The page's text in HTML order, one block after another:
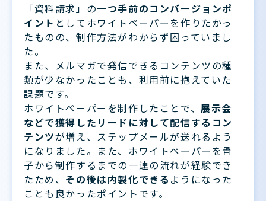
「資料請求」の一つ手前のコンバージョンポ
イント としてホワイトペーパーを作りたかっ
たものの、制作方法がわからず困っていまし
た。
また、メルマガで発信できるコンテンツの種
類が少なかったことも、利用前に抱えていた
課題です。
ホワイトペーパーを制作したことで、展示会
などで獲得したリードに対して配信するコン
テンツが増え、ステップメールが送れるよう
になりました。また、ホワイトペーパーを骨
子から制作するまでの一連の流れが経験でき
たため、 その後は内製化できる ようになった
ことも良かったポイントです。